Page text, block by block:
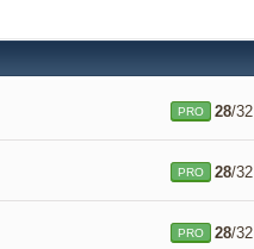
PRO 28/32
PRO 28/32
PRO 28/32